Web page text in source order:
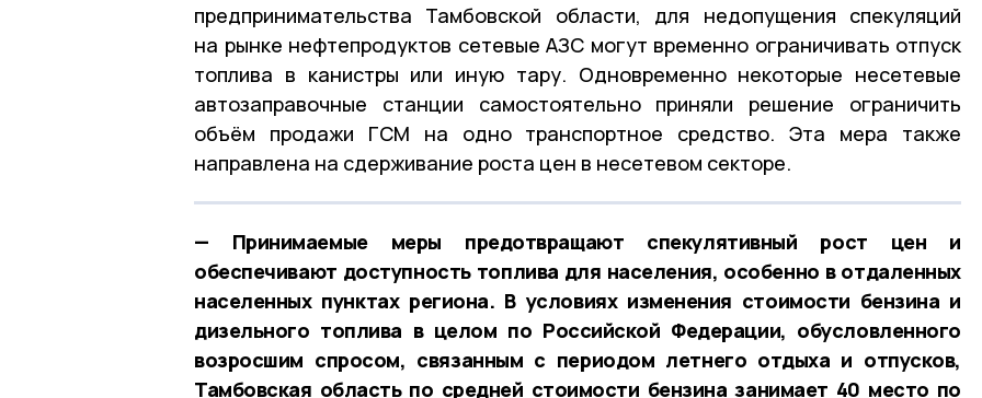
предпринимательства Тамбовской области, для недопущения спекуляций
на рынке нефтепродуктов сетевые АЗС могут временно ограничивать отпуск
топлива в канистры или иную тару. Одновременно некоторые несетевые
автозаправочные станции самостоятельно приняли решение ограничить
объём продажи ГСМ на одно транспортное средство. Эта мера также
направлена на сдерживание роста цен в несетевом секторе.
— Принимаемые меры предотвращают спекулятивный рост цен и
обеспечивают доступность топлива для населения, особенно в отдаленных
населенных пунктах региона. В условиях изменения стоимости бензина и
дизельного топлива в целом по Российской Федерации, обусловленного
возросшим спросом, связанным с периодом летнего отдыха и отпусков,
Тамбовская область по средней стоимости бензина занимает 40 место по